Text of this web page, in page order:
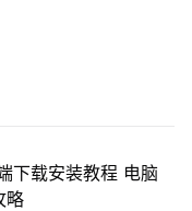
下载安装教程 电脑
略